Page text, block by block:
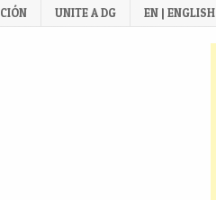
UNITE A DG EN | ENGLISH